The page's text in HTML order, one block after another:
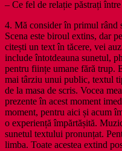
– Ce fel de relație păstrați
4. Mă consider în primul rând
Scena este biroul extins, dar
citești un text în tăcere, vei
include întotdeauna sunetul,
pentru ființe umane fără trup.
mai târziu unui public, textul
de la masa de scris. Vocea
prezente în acest moment
moment, pentru aici și acum
o experiență împărtășită.
sunetul textului pronunțat.
limba. Toate acestea extind